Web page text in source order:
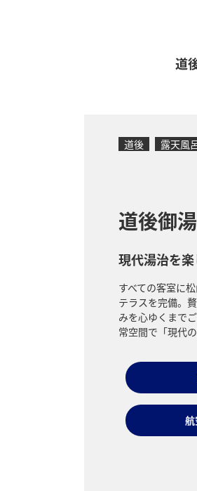
道
道後 露天風
道後御湯
現代湯治を
すべての客室に
テラスを完備。
みを心ゆくまで
常空間で「現代